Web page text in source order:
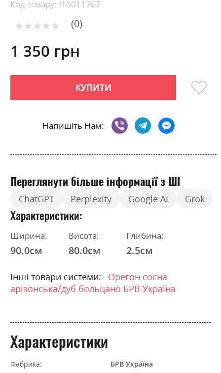
the
gallery
Код товару: l10011767
Рейтинг: 0
1 350 грн
КУПИТИ
Напишіть Нам:
Переглянути більше інформації з ШІ
ChatGPT Perplexity Google AI Grok
Характеристики
Ширина:
90.0см
Висота:
80.0см
Глибина:
2.5см
Інші товари системи:
Орегон сосна
арізонська/дуб больцано БРВ Україна
Характеристики
Фабрика:
БРВ Україна